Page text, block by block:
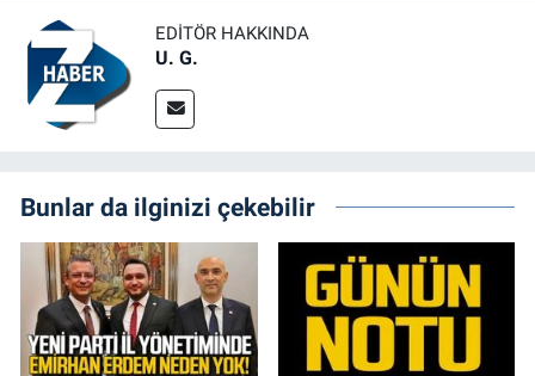
EDITÖR HAKKINDA
U. G.
Bunlar da ilginizi çekebilir